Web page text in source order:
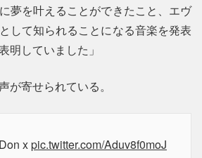
夢を叶えることができたこと、エヴ
して知られることになる音楽を発表
明していました」
が寄せられている。
xpic.twitter.com/Aduv8f0moJ